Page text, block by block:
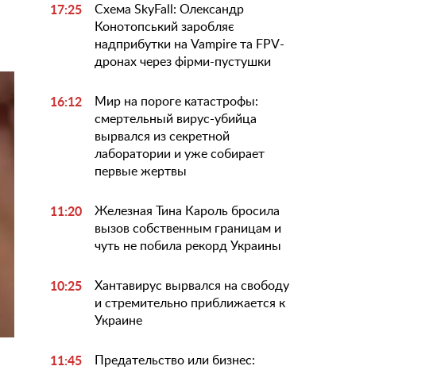
17:25
Схема SkyFall: Олександр
Конотопський заробляє
надприбутки на Vampire та FPV-
дронах через фірми-пустушки
16:12
Мир на пороге катастрофы:
смертельный вирус-убийца
вырвался из секретной
лаборатории и уже собирает
первые жертвы
11:20
Железная Тина Кароль бросила
вызов собственным границам и
чуть не побила рекорд Украины
10:25
Хантавирус вырвался на свободу
и стремительно приближается к
Украине
11:45
Предательство или бизнес: